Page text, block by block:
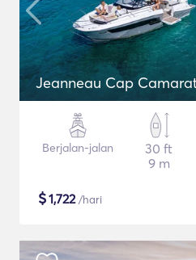
Jeanneau Cap
Berjalan-jalan
30 ft
9 m
$1,722/hari